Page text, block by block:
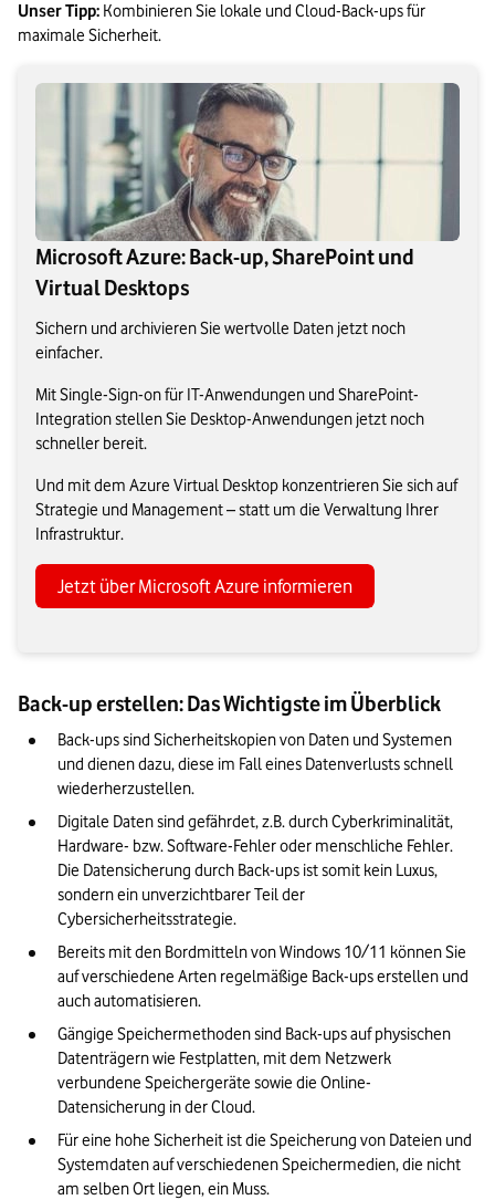
Unser Tipp: Kombinieren Sie lokale und Cloud-Back-ups für
maximale Sicherheit.
Microsoft Azure: Back-up, SharePoint und
Virtual Desktops
Sichern und archivieren Sie wertvolle Daten jetzt noch
einfacher.
Mit Single-Sign-on für IT-Anwendungen und SharePoint-
Integration stellen Sie Desktop-Anwendungen jetzt noch
schneller bereit.
Und mit dem Azure Virtual Desktop konzentrieren Sie sich auf
Strategie und Management – statt um die Verwaltung Ihrer
Infrastruktur.
Jetzt über Microsoft Azure informieren
Back-up erstellen: Das Wichtigste im Überblick
Back-ups sind Sicherheitskopien von Daten und Systemen
und dienen dazu, diese im Fall eines Datenverlusts schnell
wiederherzustellen.
Digitale Daten sind gefährdet, z.B. durch Cyberkriminalität,
Hardware- bzw. Software-Fehler oder menschliche Fehler.
Die Datensicherung durch Back-ups ist somit kein Luxus,
sondern ein unverzichtbarer Teil der
Cybersicherheitsstrategie.
Bereits mit den Bordmitteln von Windows 10/11 können Sie
auf verschiedene Arten regelmäßige Back-ups erstellen und
auch automatisieren.
Gängige Speichermethoden sind Back-ups auf physischen
Datenträgern wie Festplatten, mit dem Netzwerk
verbundene Speichergeräte sowie die Online-
Datensicherung in der Cloud.
Für eine hohe Sicherheit ist die Speicherung von Dateien und
Systemdaten auf verschiedenen Speichermedien, die nicht
am selben Ort liegen, ein Muss.